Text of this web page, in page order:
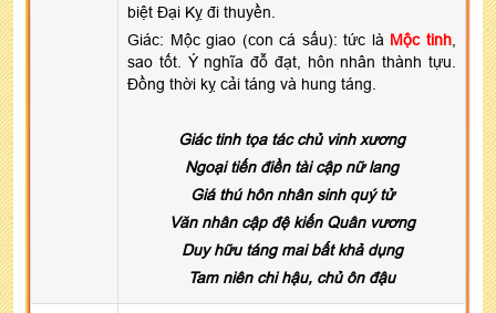
biệt Đại Kỵ đi thuyền.
Giác: Mộc giao (con cá sấu): tức là Mộc tinh
sao tốt. Ý nghĩa đỗ đạt, hôn nhân thành tựu.
Đồng thời kỵ cải táng và hung táng.
Giác tinh tọa tác chủ vinh xương
Ngoại tiến điền tài cập nữ lang
Giá thú hôn nhân sinh quý tử
Văn nhân cập đệ kiến Quân vương
Duy hữu táng mai bất khả dụng
Tam niên chi hậu, chủ ôn đậu